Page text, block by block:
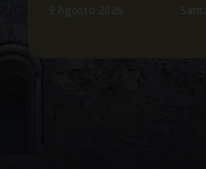
9 Agosto 2026